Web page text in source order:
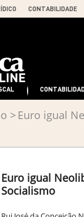
CONTABILIDADE
>Euro igual
Euro igual
Socialismo